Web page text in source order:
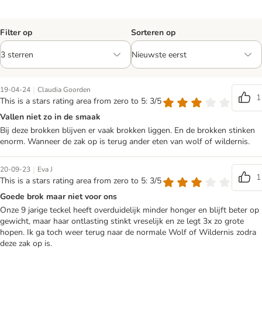
Filter op Sorteren op
19-04-24 | Claudia Goorden
This is a stars rating area from zero to 5: 3/5
1
Vallen niet zo in de smaak
Bij deze brokken blijven er vaak brokken liggen. En de brokken stinken
enorm. Wanneer de zak op is terug ander eten van wolf of wildernis.
20-09-23 | Eva J
This is a stars rating area from zero to 5: 3/5
1
Goede brok maar niet voor ons
Onze 9 jarige teckel heeft overduidelijk minder honger en blijft beter op
gewicht, maar haar ontlasting stinkt vreselijk en ze legt 3x zo grote
hopen. Ik ga toch weer terug naar de normale Wolf of Wildernis zodra
deze zak op is.